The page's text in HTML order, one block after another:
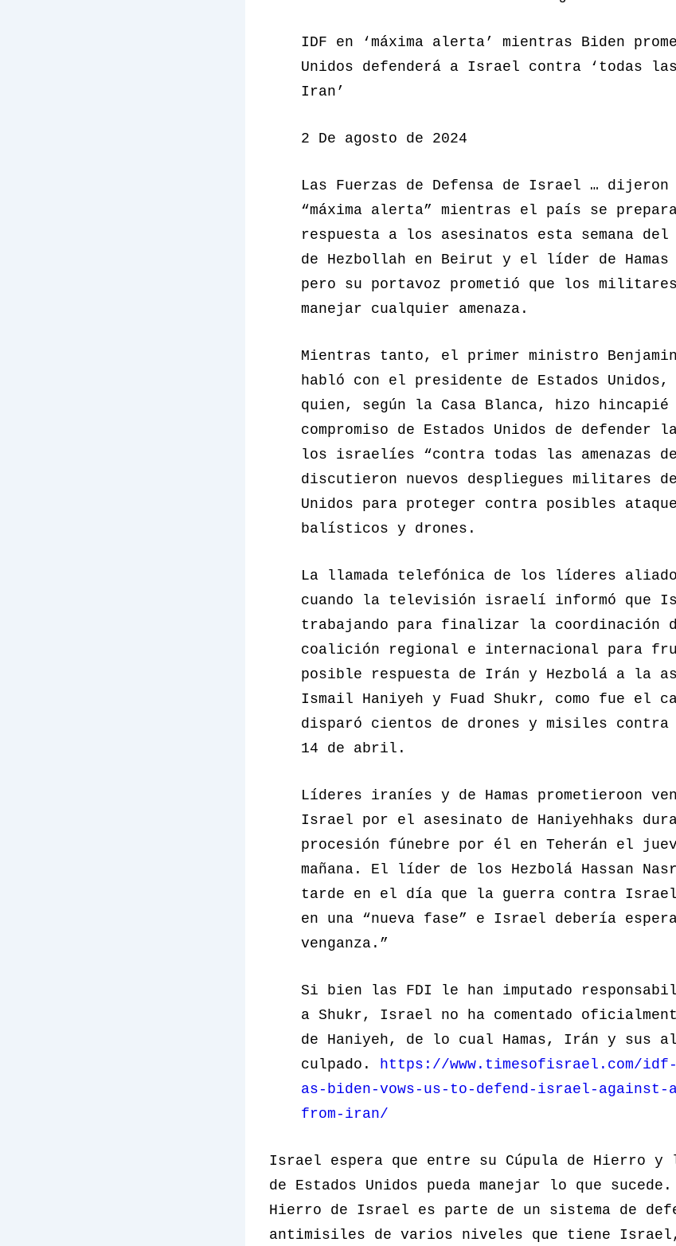
IDF en ‘máxima alerta’ mientras Biden
Unidos defenderá a Israel contra ‘todas las
Iran’
2 De agosto de 2024
Las Fuerzas de Defensa de Israel … dijeron
“máxima alerta” mientras el país se
respuesta a los asesinatos esta semana
de Hezbollah en Beirut y el líder de Hamas
pero su portavoz prometió que los militares
manejar cualquier amenaza.
Mientras tanto, el primer ministro Benjamin
habló con el presidente de Estados Unidos,
quien, según la Casa Blanca, hizo
compromiso de Estados Unidos de defender
los israelíes “contra todas las amenazas
discutieron nuevos despliegues militares
Unidos para proteger contra posibles
balísticos y drones.
La llamada telefónica de los líderes
cuando la televisión israelí informó que
trabajando para finalizar la coordinación
coalición regional e internacional para
posible respuesta de Irán y Hezbolá a la
Ismail Haniyeh y Fuad Shukr, como fue el
disparó cientos de drones y misiles
14 de abril.
Líderes iraníes y de Hamas prometieroon
Israel por el asesinato de Haniyehhaks
procesión fúnebre por él en Teherán el
mañana. El líder de los Hezbolá Hassan
tarde en el día que la guerra contra
en una “nueva fase” e Israel debería
venganza.”
Si bien las FDI le han imputado
a Shukr, Israel no ha comentado
de Haniyeh, de lo cual Hamas, Irán y sus
culpado.
https://www.timesofisrael.com/
as-biden-vows-us-to-defend-israel-
from-iran/
Israel espera que entre su Cúpula de Hierro
de Estados Unidos pueda manejar lo que sucede.
Hierro de Israel es parte de un sistema de
antimisiles de varios niveles que tiene